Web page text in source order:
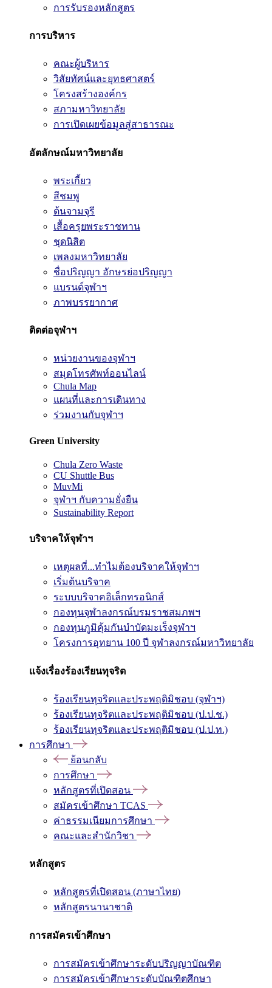
การรับรองหลักสูตร
การบริหาร
คณะผู้บริหาร
วิสัยทัศน์และยุทธศาสตร์
โครงสร้างองค์กร
สภามหาวิทยาลัย
การเปิดเผยข้อมูลสู่สาธารณะ
อัตลักษณ์มหาวิทยาลัย
พระเกี้ยว
สีชมพู
ต้นจามจุรี
เสื้อครุยพระราชทาน
ชุดนิสิต
เพลงมหาวิทยาลัย
ชื่อปริญญา อักษรย่อปริญญา
แบรนด์จุฬาฯ
ภาพบรรยากาศ
ติดต่อจุฬาฯ
หน่วยงานของจุฬาฯ
สมุดโทรศัพท์ออนไลน์
Chula Map
แผนที่และการเดินทาง
ร่วมงานกับจุฬาฯ
Green University
Chula Zero Waste
CU Shuttle Bus
MuvMi
จุฬาฯ กับความยั่งยืน
Sustainability Report
บริจาคให้จุฬาฯ
เหตุผลที่...ทำไมต้องบริจาคให้จุฬาฯ
เริ่มต้นบริจาค
ระบบบริจาคอิเล็กทรอนิกส์
กองทุนจุฬาลงกรณ์บรมราชสมภพฯ
กองทุนภูมิคุ้มกันบำบัดมะเร็งจุฬาฯ
โครงการอุทยาน 100 ปี จุฬาลงกรณ์มหาวิทยาลัย
แจ้งเรื่องร้องเรียนทุจริต
ร้องเรียนทุจริตและประพฤติมิชอบ (จุฬาฯ)
ร้องเรียนทุจริตและประพฤติมิชอบ (ป.ป.ช.)
ร้องเรียนทุจริตและประพฤติมิชอบ (ป.ป.ท.)
การศึกษา
ย้อนกลับ
การศึกษา
หลักสูตรที่เปิดสอน
สมัครเข้าศึกษา TCAS
ค่าธรรมเนียมการศึกษา
คณะและสำนักวิชา
หลักสูตร
หลักสูตรที่เปิดสอน (ภาษาไทย)
หลักสูตรนานาชาติ
การสมัครเข้าศึกษา
การสมัครเข้าศึกษาระดับปริญญาบัณฑิต
การสมัครเข้าศึกษาระดับบัณฑิตศึกษา